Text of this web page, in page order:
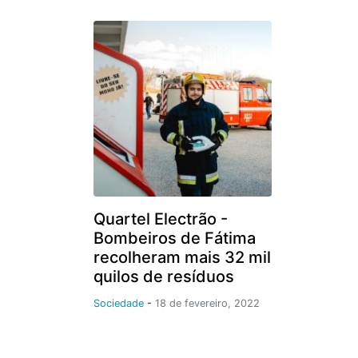
Quartel Electrão -
Bombeiros de Fátima
recolheram mais 32 mil
quilos de resíduos
Sociedade - 18 de fevereiro, 2022